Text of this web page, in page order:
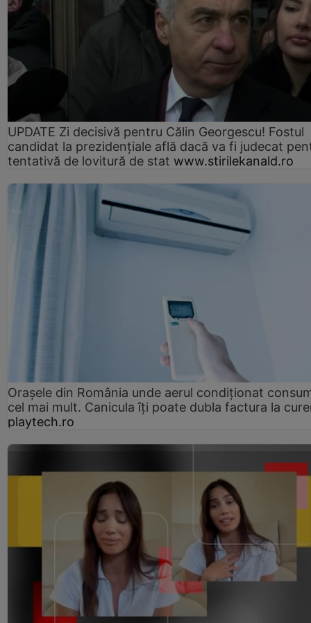
UPDATE Zi decisivă pentru Călin Georgescu! Fostul
candidat la prezidențiale află dacă va fi judecat
tentativă de lovitură de stat www.stirilekanald.ro
Orașele din România unde aerul condiționat
cel mai mult. Canicula îți poate dubla factura la
playtech.ro